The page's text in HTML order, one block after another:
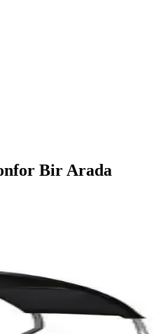
Bir Arada